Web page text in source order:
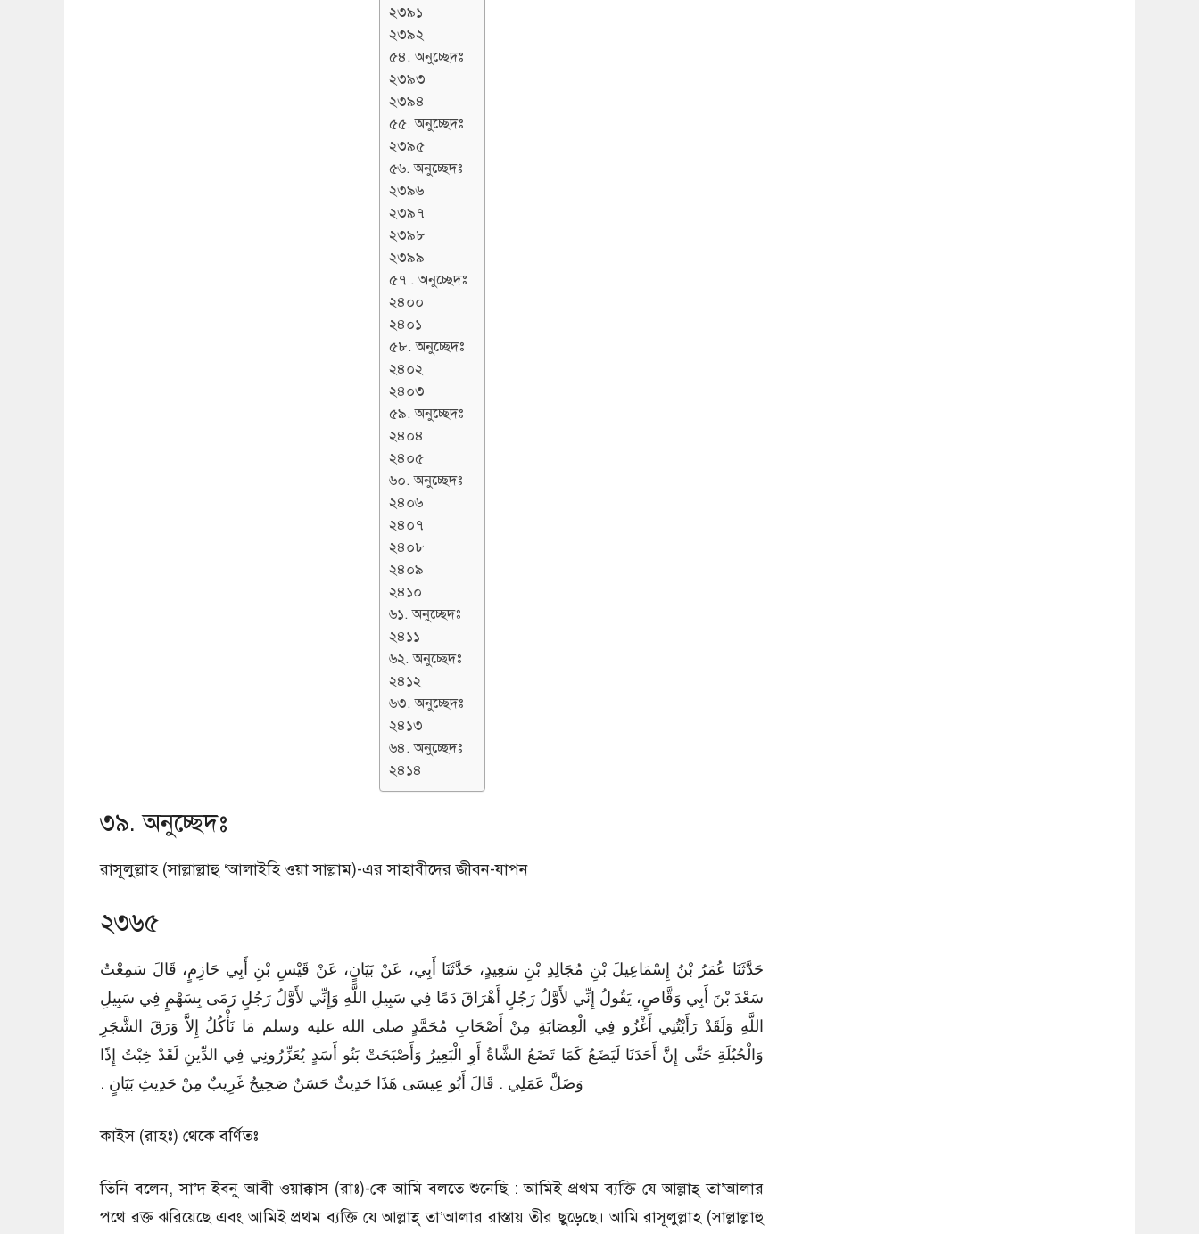
২৩৯১
২৩৯২
৫৪. অনুচ্ছেদঃ
২৩৯৩
২৩৯৪
৫৫. অনুচ্ছেদঃ
২৩৯৫
৫৬. অনুচ্ছেদঃ
২৩৯৬
২৩৯৭
২৩৯৮
২৩৯৯
৫৭ . অনুচ্ছেদঃ
২৪০০
২৪০১
৫৮. অনুচ্ছেদঃ
২৪০২
২৪০৩
৫৯. অনুচ্ছেদঃ
২৪০৪
২৪০৫
৬০. অনুচ্ছেদঃ
২৪০৬
২৪০৭
২৪০৮
২৪০৯
২৪১০
৬১. অনুচ্ছেদঃ
২৪১১
৬২. অনুচ্ছেদঃ
২৪১২
৬৩. অনুচ্ছেদঃ
২৪১৩
৬৪. অনুচ্ছেদঃ
২৪১৪
৩৯. অনুচ্ছেদঃ
রাসূলুল্লাহ (সাল্লাল্লাহু ‘আলাইহি ওয়া সাল্লাম)-এর সাহাবীদের জীবন-যাপন
২৩৬৫
حَدَّثَنَا عُمَرُ بْنُ إِسْمَاعِيلَ بْنِ مُجَالِدِ بْنِ سَعِيدٍ، حَدَّثَنَا أَبِي، عَنْ بَيَانٍ، عَنْ قَيْسِ بْنِ أَبِي حَازِمٍ، قَالَ سَمِعْتُ
سَعْدَ بْنَ أَبِي وَقَّاصٍ، يَقُولُ إِنِّي لأَوَّلُ رَجُلٍ أَهْرَاقَ دَمًا فِي سَبِيلِ اللَّهِ وَإِنِّي لأَوَّلُ رَجُلٍ رَمَى بِسَهْمٍ فِي سَبِيلِ
اللَّهِ وَلَقَدْ رَأَيْتُنِي أَغْزُو فِي الْعِصَابَةِ مِنْ أَصْحَابِ مُحَمَّدٍ صلى الله عليه وسلم مَا نَأْكُلُ إِلاَّ وَرَقَ الشَّجَرِ
وَالْحُبُلَةِ حَتَّى إِنَّ أَحَدَنَا لَيَضَعُ كَمَا تَضَعُ الشَّاةُ أَوِ الْبَعِيرُ وَأَصْبَحَتْ بَنُو أَسَدٍ يُعَزِّرُونِي فِي الدِّينِ لَقَدْ خِبْتُ إِذًا
وَضَلَّ عَمَلِي ‏.‏ قَالَ أَبُو عِيسَى هَذَا حَدِيثٌ حَسَنٌ صَحِيحٌ غَرِيبٌ مِنْ حَدِيثِ بَيَانٍ ‏.‏
কাইস (রাহঃ) থেকে বর্ণিতঃ
তিনি বলেন, সা’দ ইবনু আবী ওয়াক্কাস (রাঃ)-কে আমি বলতে শুনেছি : আমিই প্রথম ব্যক্তি যে আল্লাহ্‌ তা’আলার
পথে রক্ত ঝরিয়েছে এবং আমিই প্রথম ব্যক্তি যে আল্লাহ্‌ তা’আলার রাস্তায় তীর ছুড়েছে। আমি রাসূলুল্লাহ (সাল্লাল্লাহু